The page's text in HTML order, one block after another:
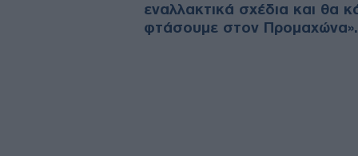
εναλλακτικά σχέδια και θα
φτάσουμε στον Προμαχώνα».